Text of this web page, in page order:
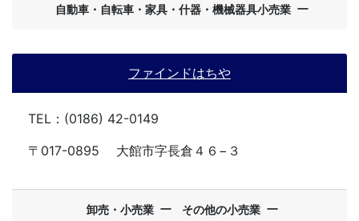
自動車・自転車・家具・什器・機械器具小売業 ー
ファインドはちや
TEL：(0186) 42-0149
〒017-0895
大館市字長倉４６−３
卸売・小売業 ー その他の小売業 ー